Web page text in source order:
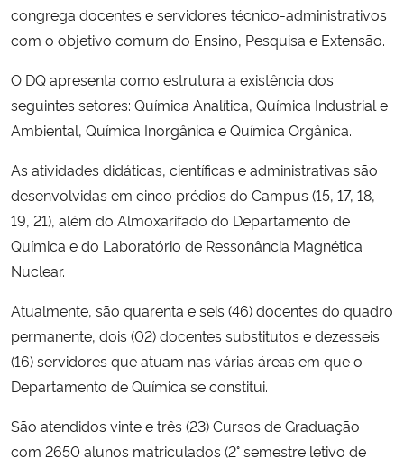
congrega docentes e servidores técnico-administrativos
com o objetivo comum do Ensino, Pesquisa e Extensão.
O DQ apresenta como estrutura a existência dos
seguintes setores: Química Analítica, Química Industrial e
Ambiental, Química Inorgânica e Química Orgânica.
As atividades didáticas, científicas e administrativas são
desenvolvidas em cinco prédios do Campus (15, 17, 18,
19, 21), além do Almoxarifado do Departamento de
Química e do Laboratório de Ressonância Magnética
Nuclear.
Atualmente, são quarenta e seis (46) docentes do quadro
permanente, dois (02) docentes substitutos e dezesseis
(16) servidores que atuam nas várias áreas em que o
Departamento de Química se constitui.
São atendidos vinte e três (23) Cursos de Graduação
com 2650 alunos matriculados (2° semestre letivo de